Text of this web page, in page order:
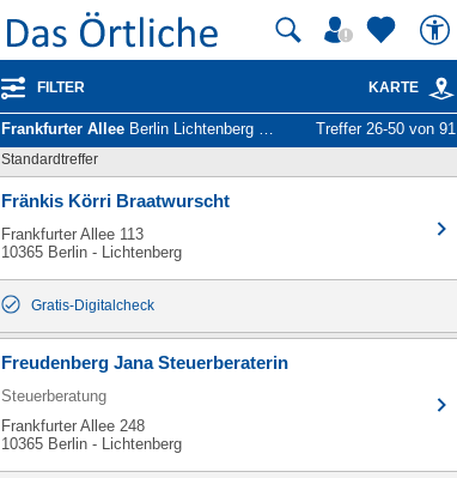
FILTER KARTE
Frankfurter Allee Berlin Lichtenberg - Unternehmen und Personen Treffer 26-50 von 91
Standardtreffer
Fränkis Körri Braatwurscht
Frankfurter Allee 113
10365 Berlin - Lichtenberg
Gratis-Digitalcheck
Freudenberg Jana Steuerberaterin
Steuerberatung
Frankfurter Allee 248
10365 Berlin - Lichtenberg